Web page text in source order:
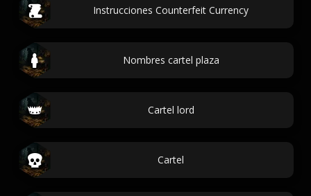
Instrucciones Counterfeit Currency
Nombres cartel plaza
Cartel lord
Cartel